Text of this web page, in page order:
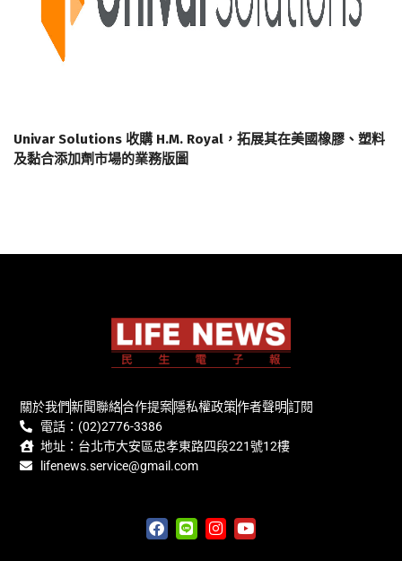
Univar Solutions 收購 H.M. Royal，拓展其在美國橡膠、塑料
及黏合添加劑市場的業務版圖
關於我們新聞聯絡合作提案隱私權政策作者聲明訂閱
電話：(02)2776-3386
地址：台北市大安區忠孝東路四段221號12樓
lifenews.service@gmail.com